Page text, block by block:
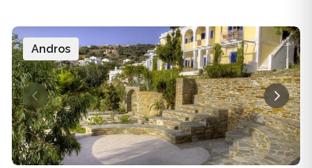
Andros